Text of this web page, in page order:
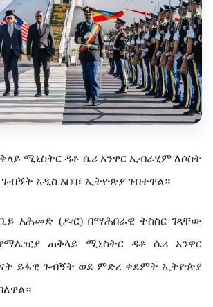
ሚኒስትር ዳቶ ሴሪ አንዋር ኢብራሂም ለሶስት
አዲስ አበባ፣ ኢትዮጵያ ገብተዋል።
አሕመድ (ዶ/ር) በማሕበራዊ ትስስር ገጻቸው
ጠቅላይ ሚኒስትር ዳቶ ሴሪ አንዋር
ይፋዊ ጉብኝት ወደ ምድረ ቀደምት ኢትዮጵያ